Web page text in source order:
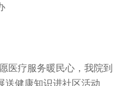
医疗服务暖民心，我院到
送健康知识进社区活动